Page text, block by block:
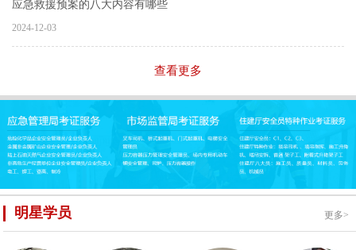
应急救援预案的八大内容有哪些
2024-12-03
查看更多
明星学员 更多>